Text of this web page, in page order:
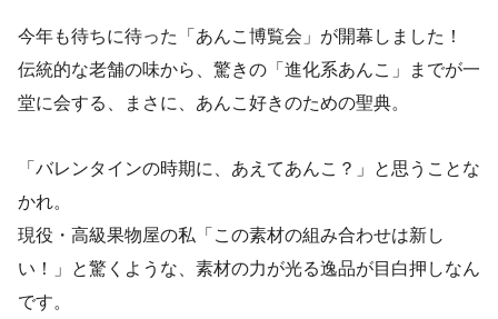
今年も待ちに待った「あんこ博覧会」が開幕しました！
伝統的な老舗の味から、驚きの「進化系あんこ」までが一
堂に会する、まさに、あんこ好きのための聖典。
「バレンタインの時期に、あえてあんこ？」と思うことな
かれ。
現役・高級果物屋の私「この素材の組み合わせは新し
い！」と驚くような、素材の力が光る逸品が目白押しなん
です。